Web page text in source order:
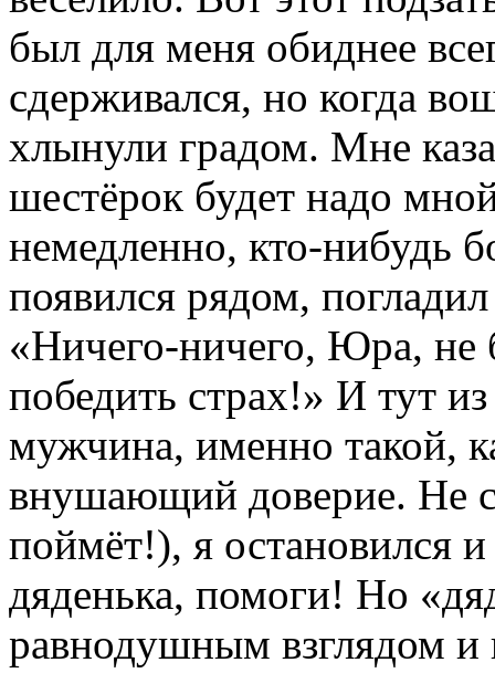
был для меня обиднее
сдерживался, но когда
хлынули градом. Мне
шестёрок будет надо
немедленно, кто-нибудь
появился рядом,
«Ничего-ничего, Юра, не
победить страх!» И тут
мужчина, именно такой,
внушающий доверие. Не
поймёт!), я остановился
дяденька, помоги! Но
равнодушным взглядом